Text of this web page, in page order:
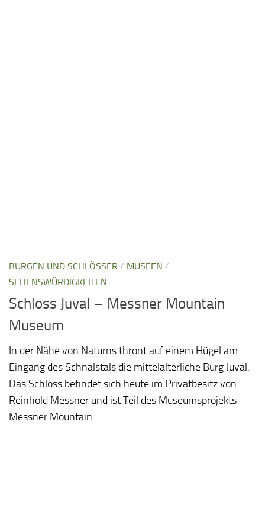
BURGEN UND SCHLÖSSER / MUSEEN /
SEHENSWÜRDIGKEITEN
Schloss Juval – Messner Mountain
Museum
In der Nähe von Naturns thront auf einem Hügel am
Eingang des Schnalstals die mittelalterliche Burg Juval.
Das Schloss befindet sich heute im Privatbesitz von
Reinhold Messner und ist Teil des Museumsprojekts
Messner Mountain...